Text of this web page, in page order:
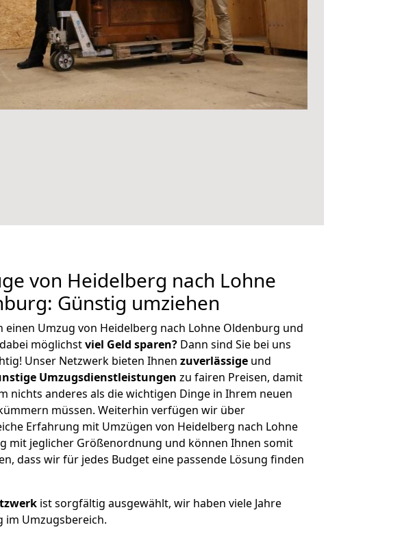
von Heidelberg nach Lohne
Günstig umziehen
einen Umzug von Heidelberg nach Lohne Oldenburg und
möglichstviel Geld sparen? Dann sind Sie bei uns
Unser Netzwerk bieten Ihnen zuverlässige und
Umzugsdienstleistungen zu fairen Preisen, damit
nichts anderes als die wichtigen Dinge in Ihrem neuen
müssen. Weiterhin verfügen wir über
Erfahrung mit Umzügen von Heidelberg nach Lohne
mit jeglicher Größenordnung und können Ihnen somit
dass wir für jedes Budget eine passende Lösung finden
ist sorgfältig ausgewählt, wir haben viele Jahre
im Umzugsbereich.